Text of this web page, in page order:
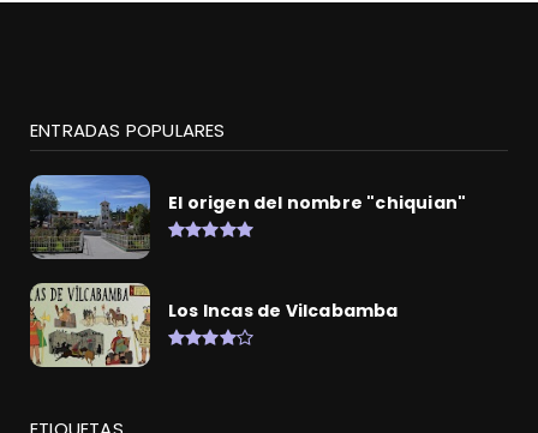
ENTRADAS POPULARES
El origen del nombre "chiquian"
Los Incas de Vilcabamba